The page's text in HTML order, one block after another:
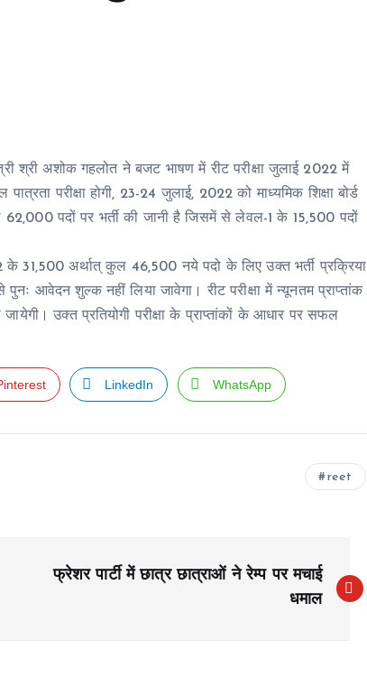
श्री अशोक गहलोत ने बजट भाषण में रीट परीक्षा जुलाई 2022 में
परीक्षा होगी, 23-24 जुलाई, 2022 को माध्यमिक शिक्षा बोर्ड
पदों पर भर्ती की जानी है जिसमें से लेवल-1 के 15,500 पदों
31,500 अर्थात् कुल 46,500 नये पदो के लिए उक्त भर्ती प्रक्रिया
पुनः आवेदन शुल्क नहीं लिया जावेगा। रीट परीक्षा में न्यूनतम प्राप्तांक
जायेगी। उक्त प्रतियोगी परीक्षा के प्राप्तांकों के आधार पर सफल
LinkedIn WhatsApp
reet
फ्रेशर पार्टी में छात्र छात्राओं ने रेम्प पर मचाई
धमाल